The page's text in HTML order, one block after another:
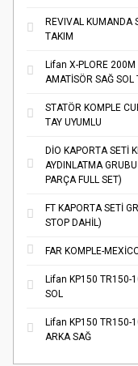
REVIVAL KUMANDA
TAKIM
Lifan X-PLORE 200M
AMATİSÖR SAĞ SOL
STATÖR KOMPLE
TAY UYUMLU
DİO KAPORTA SETİ
AYDINLATMA
PARÇA FULL SET)
FT KAPORTA SETİ
STOP DAHİL)
FAR KOMPLE-
Lifan KP150 TR150-
SOL
Lifan KP150 TR150-
ARKA SAĞ